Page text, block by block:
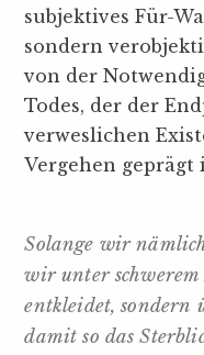
subjektives Für-
sondern
von der
Todes, der der
verweslichen
Vergehen geprägt
Solange wir
wir unter
entkleidet, sondern
damit so das